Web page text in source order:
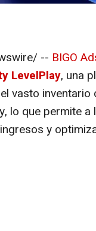
-- BIGO
LevelPlay, una
vasto inventario
lo que permite a
y